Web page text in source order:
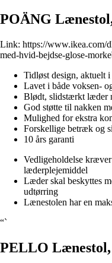
POÄNG
Link: https://www.ikea.com/
med-hvid-bejdse-glose-
Tidløst design, aktuelt
Lavet i både voksen-
Blødt, slidstærkt læder
God støtte til nakken
Mulighed for ekstra
Forskellige betræk og
10 års garanti
Vedligeholdelse
læderplejemiddel
Læder skal beskyttes
udtørring
Lænestolen har en
“`
PELLO